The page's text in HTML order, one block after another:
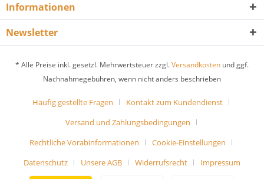
Informationen
Newsletter
* Alle Preise inkl. gesetzl. Mehrwertsteuer zzgl.Versandkosten und ggf.
Nachnahmegebühren, wenn nicht anders beschrieben
Häufig gestellte Fragen
Kontakt zum Kundendienst
Versand und Zahlungsbedingungen
Rechtliche Vorabinformationen
Cookie-Einstellungen
Datenschutz
Unsere AGB Widerrufsrecht Impressum